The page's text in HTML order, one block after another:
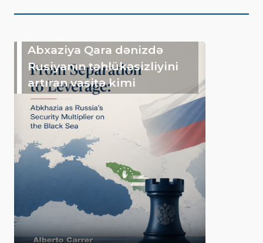
Abxaziya Qara dənizdə
Rusiyanın təhlükəsizliyini
artıran vasitə kimi